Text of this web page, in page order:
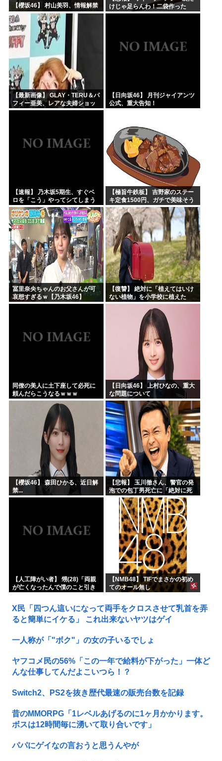
【櫻坂46】 村山美羽、情報解禁
けじゃ足らんわ！二袋作った
ろ！」→結果ｗｗｗ
【最新画像】 GLAY・TERU＆パ
フィー亜美、レアな夫婦ショッ
トを公開してしまう！
【日向坂46】 月刊ジャイアンツ
公式、重大告知！
【速報】 乃木坂5期生、すぐベ
ロを「こう」やってシてしまう
ｗｗｗｗｗｗ
【極旨牛鉄板】 吉野家のステー
キ定食1500円、ガチで美味そう
ｗｗｗ
冨里奈央ちゃんのお父さんが可
哀想すぎるｗ【乃木坂46】
【復讐】 絶対に「植えてはいけ
ない植物」を小学校に植えた
→20年経って見に行くと…
「！？」衝撃の光景が・・・
同僚の美人に土下座して必死に
頼んだらこうなるｗｗｗ
【日向坂46】 上村ひなの、重大
な問題について
【櫻坂46】 森田ひかる、近日解
禁...
【悲報】 玉川徹さん、警官の発
泡での包丁男死亡に「絶対に死
刑にならない罪なのに警察が死
刑にした！」 → 元警官のマジレ
スがコチラ → ………
【人工障がい者】 甥(28)「両親
が亡くなったんで僕のこと引き
んでいい年したヒキニートを引
き取らなきゃいけないんだ...
【NMB48】 TIFでまさかの初め
てのオール無し
X民「四つん這いになって両手をクロスさせて乳首を弄
ると簡単にイケる」 これ出来ないヤツはゲイ
一人称が「"ボク"」の女の子いるでしょ
ヤフコメ民の56%「この一年で給料が下がった」一体ど
んな仕事してんだよこいつら！？
Switch2、PS2を抜き歴代最速の販売台数を記録
昔のMMORPG「1レベルあげるのに1ヶ月かかります。
ボスは12時間毎に湧いて取り合いです」
パパにゲイなの言おうと思うんやが